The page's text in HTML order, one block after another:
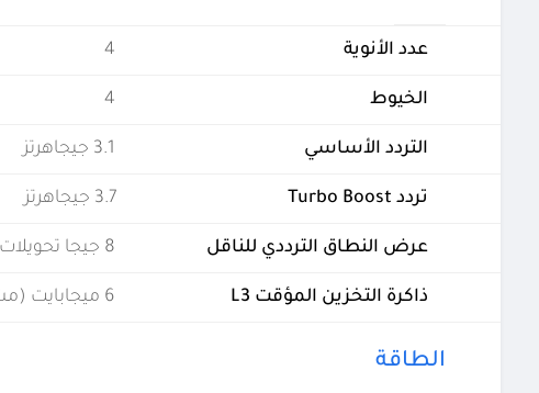
عدد الأنوية 4
الخيوط 4
التردد الأساسي 3.1 جيجاهرتز
تردد Turbo Boost 3.7 جيجاهرتز
عرض النطاق الترددي للناقل 8 جيجا تحويلات في الثانية
ذاكرة التخزين المؤقت L3 6 ميجابايت (مشتركة)
الطاقة